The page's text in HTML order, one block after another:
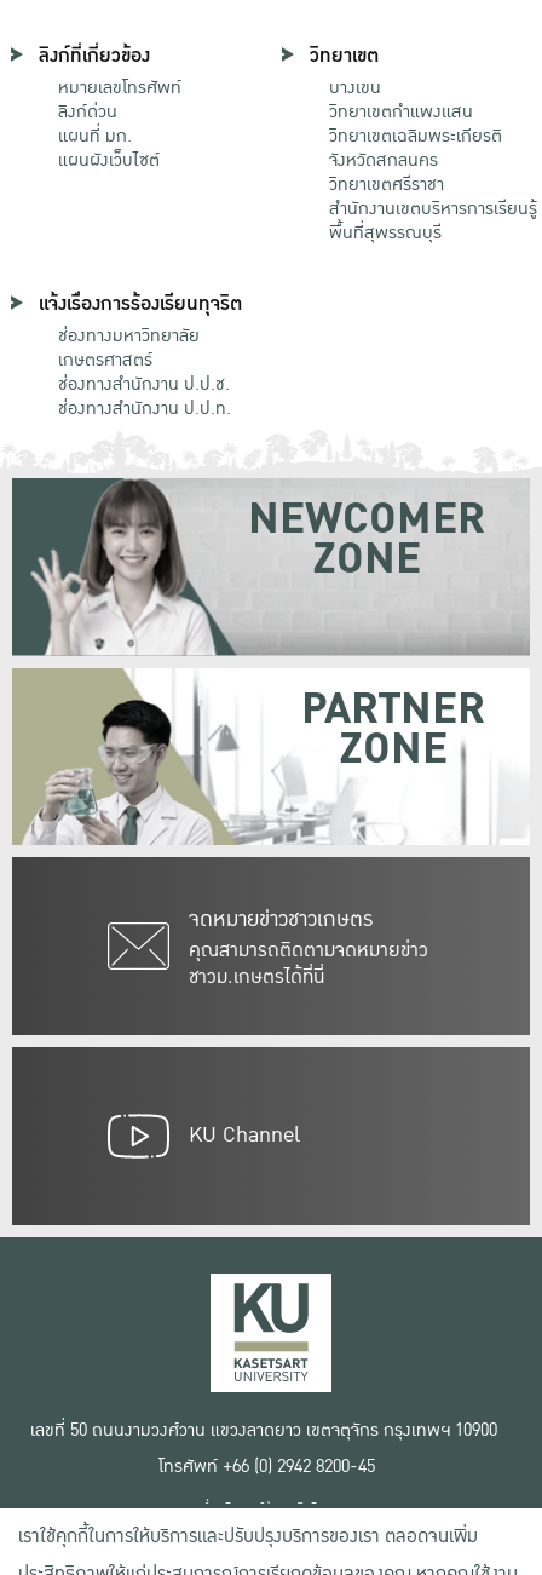
ลิงก์ที่เกี่ยวข้อง
หมายเลขโทรศัพท์
ลิงก์ด่วน
แผนที่ มก.
แผนผังเว็บไซต์
วิทยาเขต
บางเขน
วิทยาเขตกําแพงแสน
วิทยาเขตเฉลิมพระเกียรติ
จังหวัดสกลนคร
วิทยาเขตศรีราชา
สำนักงานเขตบริหารการเรียนรู้
พื้นที่สุพรรณบุรี
แจ้งเรื่องการร้องเรียนทุจริต
ช่องทางมหาวิทยาลัย
เกษตรศาสตร์
ช่องทางสำนักงาน ป.ป.ช.
ช่องทางสำนักงาน ป.ป.ท.
จดหมายข่าวชาวเกษตร
คุณสามารถติดตามจดหมายข่าว
ชาวม.เกษตรได้ที่นี่
NEWCOMER
ZONE
PARTNER
ZONE
KU Channel
เลขที่ 50 ถนนงามวงศ์วาน แขวงลาดยาว เขตจตุจักร กรุงเทพฯ 10900
โทรศัพท์ +66 (0) 2942 8200-45
เงื่อนไขการใช้งานเว็บไซต์
ข้อตกลงด้านสิทธิ์ใช้งาน
นโยบายความเป็นส่วนตัว
เราใช้คุกกี้ในการให้บริการและปรับปรุงบริการของเรา ตลอดจนเพิ่ม